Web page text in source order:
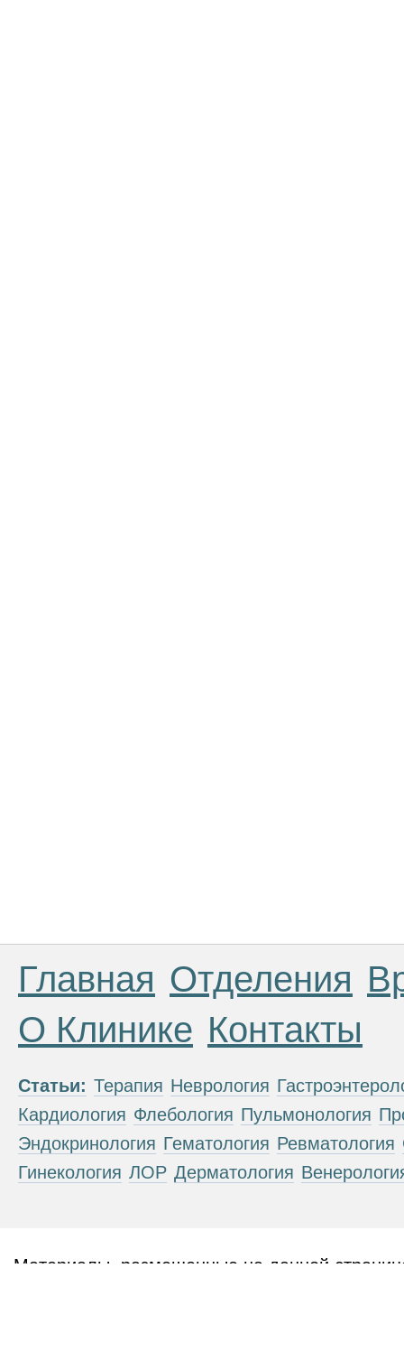
Главная Отделения
О Клинике Контакты
Статьи: Терапия Неврология
Кардиология Флебология Пульмонология
Эндокринология Гематология Ревматология
Гинекология ЛОР Дерматология
Материалы, размещенные на данной